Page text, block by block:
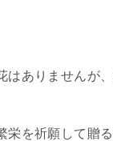
はありませんが
栄を祈願して贈